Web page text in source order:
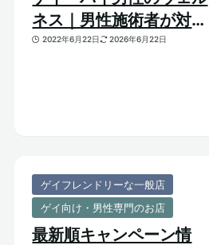
ネス｜男性施術者が対応
してくれるゲイフレンド
2022年6月22日 2026年6月22日
ゲイフレンドリーな一般店
ゲイ向け・男性専門のお店
最新順キャンペーン情